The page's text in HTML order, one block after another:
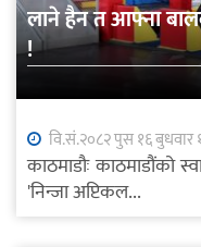
लाने हैन त आफ्ना
!
वि.सं.२०८२ पुस १६ बुधवार
काठमाडौः काठमाडौंको
'निन्जा अप्टिकल...